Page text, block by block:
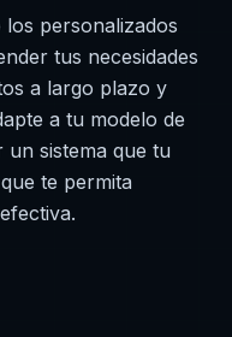
personalizados
tus necesidades
a largo plazo y
a tu modelo de
un sistema que tu
te permita